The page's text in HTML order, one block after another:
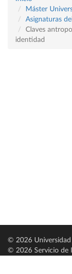
Máster
Asignaturas
Claves
identidad
© 2026 Universidad
© 2026 Servicio de